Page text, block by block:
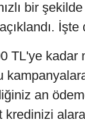
bir
İşte
TL'ye kadar
an
kredinizi